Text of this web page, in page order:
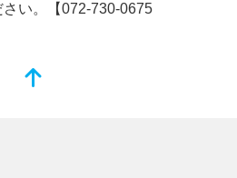
い。【072-730-0675